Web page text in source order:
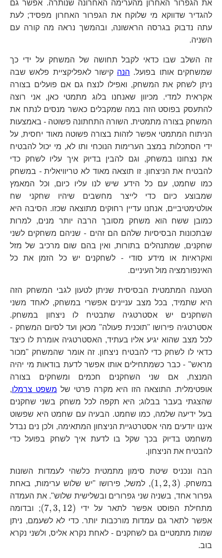
את הגפרור האחרון מהערימה האחרונה שנותרה. אפשר גם
להגדיר שדווקא מי שלוקח את הגפרור האחרון מפסיד; לעת
עתה נדבוק בגרסה הראשונה, ובהמשך נראה מה קורה עם
השניה.
זה השלב שבו כדאי לקבל תחושה של המשחק על ידי כך
שמשחקים אותו בפועל. הנה קישור לאפליקציית פלאש שבה
ניתן לשחק את המשחק, ואפילו לנצח גם אם פועלים בצורה
אקראית למדי. מכיוון שאנחנו בלוג מתמטי כאן, אני רוצה
להתעסק בפוסט הזה במה שמקבלים כאשר מנסים לנתח את
המשחק בצורה מתמטית. השורה התחתונה פשוטה - באמצעות
הניתוח המתמטי אפשר לזהות בצורה פשוטה מאוד יחסית, על
ידי הסתכלות במצב הערימות הנוכחי ותו לא, מי יכול להבטיח
את נצחונו במשחק, וגם להבין בדיוק איך עליו לשחק כדי
להבטיח את הניצחון. זו תוצאה מאוד לא טריוויאלית - במשחק
כמו שחמט, עם כל הידע שיש לנו עליו כיום, וכל המאמץ
שמבוצע כיום כדי לייצר מחשבים שיהיו שחקני שח
אולטימטיביים, אנחנו עדיין רחוקים מתוצאה שכזו. הסיבה היא
כמובן ששח הוא משחק מסובך הרבה יותר מנים, למרות
שבתכונות הבסיסיות שלהם הם זהים - שניהם משחקים לשני
שחקנים, שמתנהלים בתורות, ואין בהם שום מרכיב של מזל
ואקראיות או מידע סודי - לשחקנים יש כל הזמן את כל
האינפורמציה מול העיניים.
הטענה המתמטית הבסיסית שניתן לטעון לגבי המשחק הזה
היא שתמיד, בכל מצב עניינים אפשרי במשחק, לאחד משני
השחקנים יש אסטרטגיה שתבטיח לו ניצחון במשחק.
אסטרטגיה פירושו "תוכנית פעולה" מכאן ועד לסיום המשחק -
לכל מצב שהוא יגיע אליו בעתיד, האסטרטגיה אומרת לו כיצד
כדאי לו לשחק כדי להבטיח ניצחון. זה אומר שהמשחק "מכור
מראש" - כבר כשמתחילים אותו אפשר לדעת בודאות מי יהיה
המנצח, אם שני השחקנים חכמים ומשחקים בצורה
אופטימלית. התוצאה הזו היא מקרה פרטי של משפט צרמלו,
שהצגתי בעבר בבלוג; היא תקפה לכל משחק בשני שחקנים
בעל ידיעה שלמה, כמו שחמט. הבעיה עם שחמט היא שפשוט
איננו יודעים מהי אסטרטגיית הניצחון המתאימה, ולכן נים נבדל
משחמט בדיוק בכך שקל בו לדעת איך לשחק בפועל כדי
להבטיח את הניצחון.
הבה ונכניס שיטת סימון מתמטית כלשהי לעמדות השונות
במשחק.
\left(1,2,3\right) (1, 2,3)
, למשל, פירושו "יש שלוש ערימות, באחת
גפרור אחד, בשניה שני גפרורים ובשלישית שלוש". את העמדה
מתחילת הפוסט אפשר לתאר על ידי
(7, 3, 12)
; ובדומה
אפשר לתאר גם עמדות מורכבות יותר. כדי לא לשעמם, ניתן
שמות מתמטיים גם לשחקנים - לאחת נקרא אליס, ולשני נקרא
בוב.